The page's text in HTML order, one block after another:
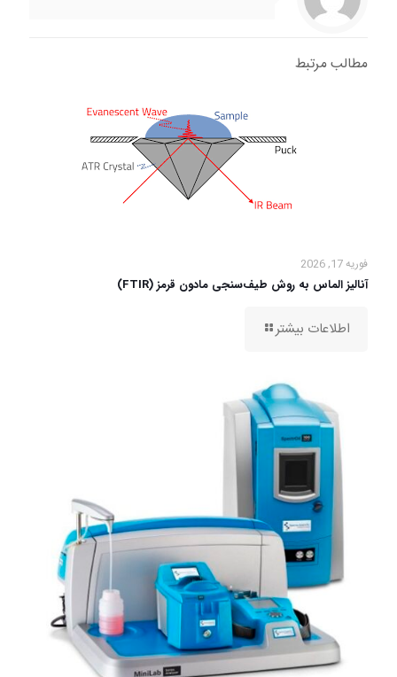
مطالب مرتبط
فوریه 17, 2026
آنالیز الماس به روش طیف‌سنجی مادون قرمز (FTIR)
اطلاعات بیشتر